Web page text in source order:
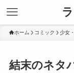
ホーム コミック 少女
結末のネタ